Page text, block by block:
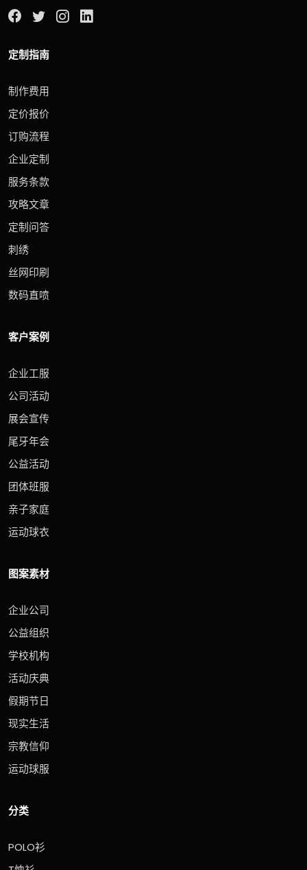
定制指南
制作费用
定价报价
订购流程
企业定制
服务条款
攻略文章
定制问答
刺绣
丝网印刷
数码直喷
客户案例
企业工服
公司活动
展会宣传
尾牙年会
公益活动
团体班服
亲子家庭
运动球衣
图案素材
企业公司
公益组织
学校机构
活动庆典
假期节日
现实生活
宗教信仰
运动球服
分类
POLO衫